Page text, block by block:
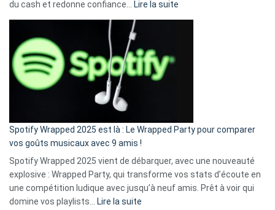
du cash et redonne confiance… Lire la suite
»
Solly
change
la
Spotify Wrapped 2025 est là : Le Wrapped Party pour comparer
vos goûts musicaux avec 9 amis !
Spotify Wrapped 2025 vient de débarquer, avec une nouveauté
explosive : Wrapped Party, qui transforme vos stats d’écoute en
une compétition ludique avec jusqu’à neuf amis. Prêt à voir qui
domine vos playlists… Lire la suite